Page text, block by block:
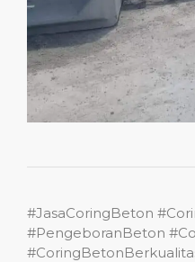
#JasaCoringBeton
#PengeboranBeton